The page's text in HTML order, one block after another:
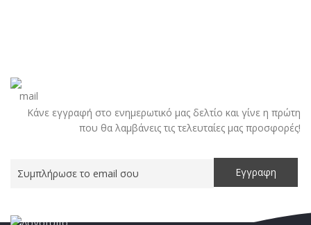
Κάνε εγγραφή στο ενημερωτικό μας δελτίο και γίνε η πρώτη
που θα λαμβάνεις τις τελευταίες μας προσφορές!